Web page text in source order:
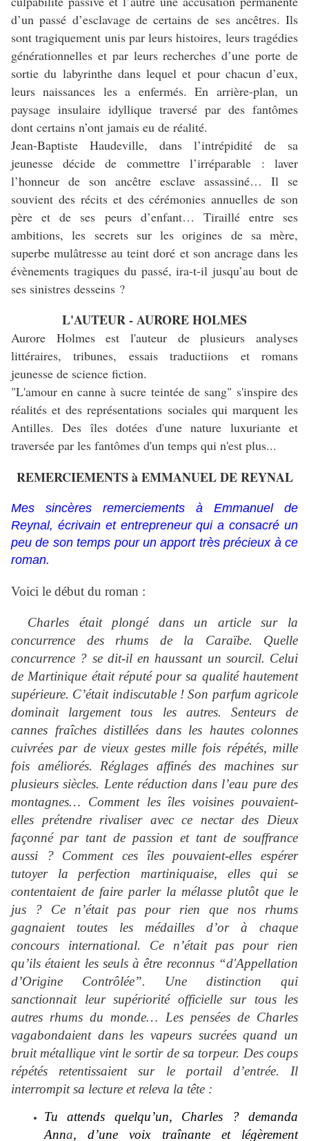
d’un passé d’esclavage de certains de ses ancêtres. Ils
sont tragiquement unis par leurs histoires, leurs tragédies
générationnelles et par leurs recherches d’une porte de
sortie du labyrinthe dans lequel et pour chacun d’eux,
leurs naissances les a enfermés. En arrière-plan, un
paysage insulaire idyllique traversé par des fantômes
dont certains n’ont jamais eu de réalité.
Jean-Baptiste Haudeville, dans l’intrépidité de sa
jeunesse décide de commettre l’irréparable : laver
l’honneur de son ancêtre esclave assassiné… Il se
souvient des récits et des cérémonies annuelles de son
père et de ses peurs d’enfant… Tiraillé entre ses
ambitions, les secrets sur les origines de sa mère,
superbe mulâtresse au teint doré et son ancrage dans les
évènements tragiques du passé, ira-t-il jusqu’au bout de
ses sinistres desseins ?
L'AUTEUR - AURORE HOLMES
Aurore Holmes est l'auteur de plusieurs analyses
littéraires, tribunes, essais traductiions et romans
jeunesse de science fiction.
"L'amour en canne à sucre teintée de sang" s'inspire des
réalités et des représentations sociales qui marquent les
Antilles. Des îles dotées d'une nature luxuriante et
traversée par les fantômes d'un temps qui n'est plus...
REMERCIEMENTS à EMMANUEL DE REYNAL
Mes sincères remerciements à Emmanuel de
Reynal, écrivain et entrepreneur qui a consacré un
peu de son temps pour un apport très précieux à ce
roman.
Voici le début du roman :
Charles était plongé dans un article sur la
concurrence des rhums de la Caraïbe. Quelle
concurrence ? se dit-il en haussant un sourcil. Celui
de Martinique était réputé pour sa qualité hautement
supérieure. C’était indiscutable ! Son parfum agricole
dominait largement tous les autres. Senteurs de
cannes fraîches distillées dans les hautes colonnes
cuivrées par de vieux gestes mille fois répétés, mille
fois améliorés. Réglages affinés des machines sur
plusieurs siècles. Lente réduction dans l’eau pure des
montagnes… Comment les îles voisines pouvaient-
elles prétendre rivaliser avec ce nectar des Dieux
façonné par tant de passion et tant de souffrance
aussi ? Comment ces îles pouvaient-elles espérer
tutoyer la perfection martiniquaise, elles qui se
contentaient de faire parler la mélasse plutôt que le
jus ? Ce n’était pas pour rien que nos rhums
gagnaient toutes les médailles d’or à chaque
concours international. Ce n’était pas pour rien
qu’ils étaient les seuls à être reconnus “d'Appellation
d’Origine Contrôlée”. Une distinction qui
sanctionnait leur supériorité officielle sur tous les
autres rhums du monde… Les pensées de Charles
vagabondaient dans les vapeurs sucrées quand un
bruit métallique vint le sortir de sa torpeur. Des coups
répétés retentissaient sur le portail d’entrée. Il
interrompit sa lecture et releva la tête :
Tu attends quelqu’un, Charles ? demanda
Anna, d’une voix traînante et légèrement